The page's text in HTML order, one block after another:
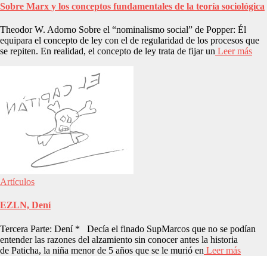
Sobre Marx y los conceptos fundamentales de la teoría sociológica
Theodor W. Adorno Sobre el “nominalismo social” de Popper: Él
equipara el concepto de ley con el de regularidad de los procesos que
se repiten. En realidad, el concepto de ley trata de fijar un Leer más
Artículos
EZLN, Dení
Tercera Parte: Dení * Decía el finado SupMarcos que no se podían
entender las razones del alzamiento sin conocer antes la historia
de Paticha, la niña menor de 5 años que se le murió en Leer más